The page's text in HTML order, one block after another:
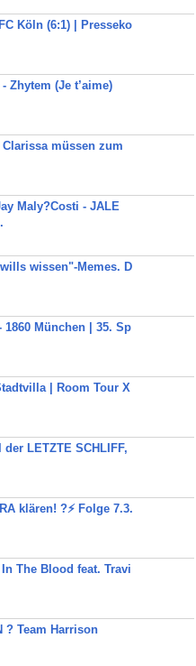
Köln (6:1) | Presseko
Zhytem (Je t’aime)
müssen zum
Maly?Costi - JALE
wissen"-Memes. D
1860 München | 35. Sp
| Room Tour X
LETZTE SCHLIFF,
klären! ?⚡️ Folge 7.3.
The Blood feat. Travi
? Team Harrison